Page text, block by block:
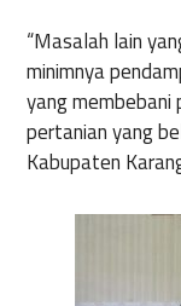
“Masalah lain
minimnya
yangmembebani
pertanianyang
Kabupaten